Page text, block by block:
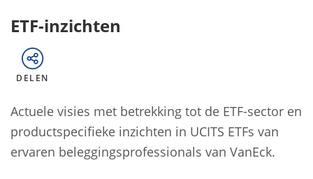
ETF-inzichten
DELEN
Actuele visies met betrekking tot de ETF-sector en
productspecifieke inzichten in UCITS ETFs van
ervaren beleggingsprofessionals van VanEck.